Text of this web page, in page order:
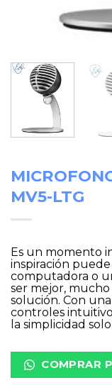
MV5-LTG
Es un momento
inspiración
computadora o
ser mejor, mucho
solución. Con
controles
la simplicidad
COMPRAR